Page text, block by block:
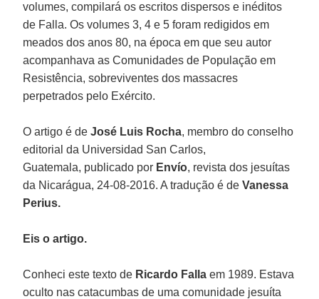
volumes, compilará os escritos dispersos e inéditos
de Falla. Os volumes 3, 4 e 5 foram redigidos em
meados dos anos 80, na época em que seu autor
acompanhava as Comunidades de População em
Resistência, sobreviventes dos massacres
perpetrados pelo Exército.
O artigo é deJosé Luis Rocha, membro do conselho
editorial da Universidad San Carlos,
Guatemala, publicado por Envío, revista dos jesuítas
da Nicarágua, 24-08-2016. A tradução é deVanessa
Perius.
Eis o artigo.
Conheci este texto de Ricardo Falla em 1989. Estava
oculto nas catacumbas de uma comunidade jesuíta